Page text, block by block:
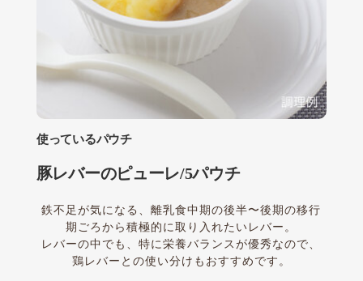
使っているパウチ
豚レバーのピューレ/5パウチ
鉄不足が気になる、離乳食中期の後半〜後期の移行
期ごろから積極的に取り入れたいレバー。
レバーの中でも、特に栄養バランスが優秀なので、
鶏レバーとの使い分けもおすすめです。